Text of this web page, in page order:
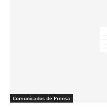
Comunicados de Prensa